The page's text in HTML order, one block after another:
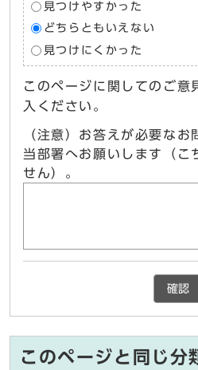
見つけやすかった
どちらともいえない
見つけにくかった
このページに関してのご意
入ください。
（注意）お答えが必要な
当部署へお願いします（こ
せん）。
確認
このページと同じ分